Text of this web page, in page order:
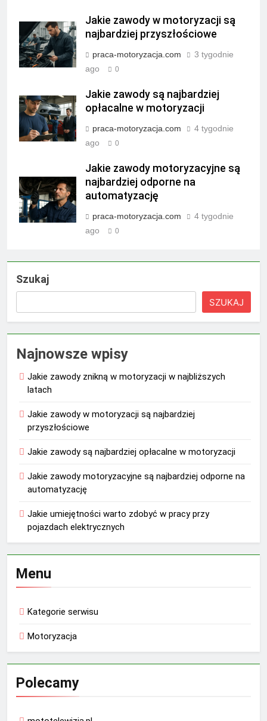
Jakie zawody w motoryzacji są
najbardziej przyszłościowe
praca-motoryzacja.com
3 tygodnie
ago
0
Jakie zawody są najbardziej
opłacalne w motoryzacji
praca-motoryzacja.com
4 tygodnie
ago
0
Jakie zawody motoryzacyjne są
najbardziej odporne na
automatyzację
praca-motoryzacja.com
4 tygodnie
ago
0
Szukaj
SZUKAJ
Najnowsze wpisy
Jakie zawody znikną w motoryzacji w najbliższych
latach
Jakie zawody w motoryzacji są najbardziej
przyszłościowe
Jakie zawody są najbardziej opłacalne w motoryzacji
Jakie zawody motoryzacyjne są najbardziej odporne na
automatyzację
Jakie umiejętności warto zdobyć w pracy przy
pojazdach elektrycznych
Menu
Kategorie serwisu
Motoryzacja
Polecamy